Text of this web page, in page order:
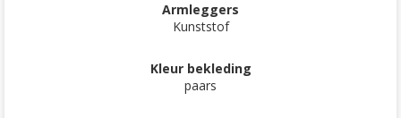
Armleggers
Kunststof
Kleur bekleding
paars